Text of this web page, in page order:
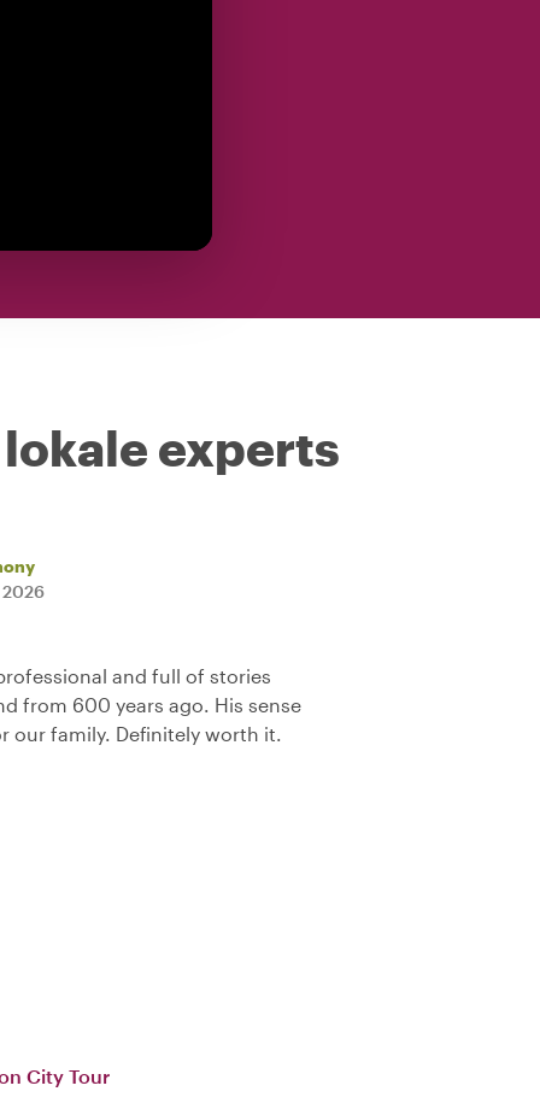
experts
and full of stories
from 600 years ago. His sense
our family. Definitely worth it.
City Tour